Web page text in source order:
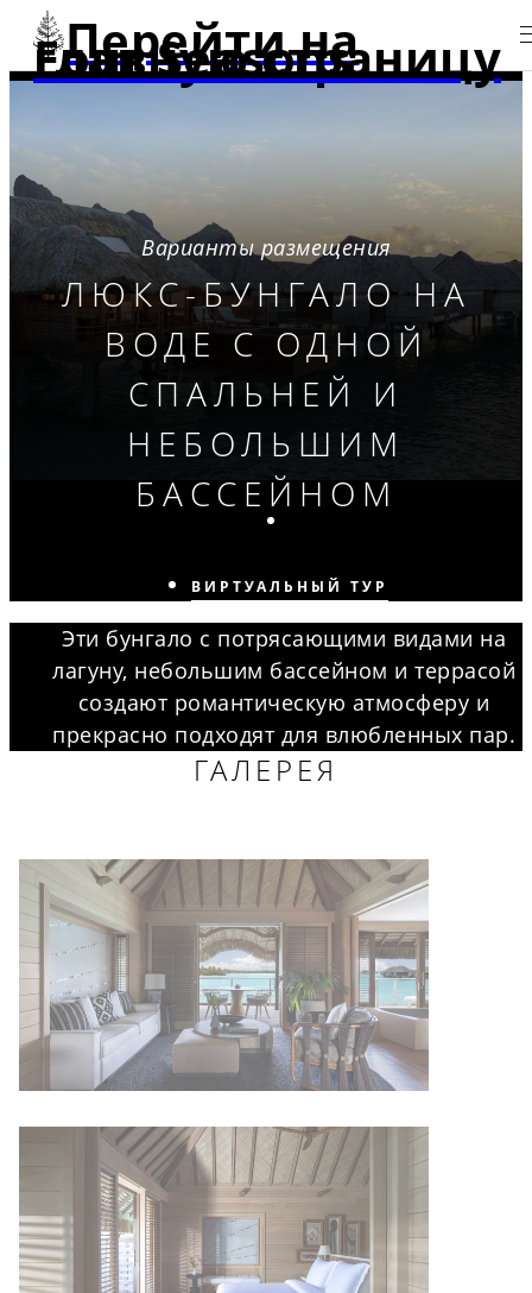
Перейти на
главную страницу Four Seasons
Варианты размещения
ЛЮКС-БУНГАЛО НА
ВОДЕ С ОДНОЙ
СПАЛЬНЕЙ И
НЕБОЛЬШИМ
БАССЕЙНОМ
ВИРТУАЛЬНЫЙ ТУР
Эти бунгало с потрясающими видами на
лагуну, небольшим бассейном и террасой
создают романтическую атмосферу и
прекрасно подходят для влюбленных пар.
ГАЛЕРЕЯ